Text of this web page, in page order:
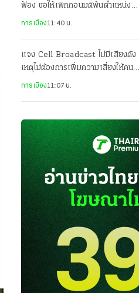
ฟ้อง ขอให้เพิกถอนมติพ้นตำแหน่ง
ประธาน กสทช.
การเมือง11:40 น.
แจง Cell Broadcast ไม่มีเสียงดัง
เหตุไม่ต้องการเพิ่มความเสี่ยงให้คนที่
หลบซ่อน
การเมือง11:07 น.